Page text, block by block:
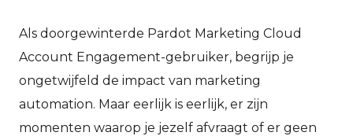
Als doorgewinterde Pardot Marketing Cloud
Account Engagement-gebruiker, begrijp je
ongetwijfeld de impact van marketing
automation. Maar eerlijk is eerlijk, er zijn
momenten waarop je jezelf afvraagt of er geen